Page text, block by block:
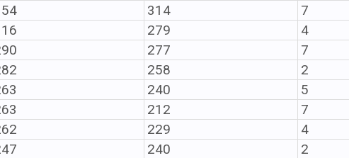
314
7
279
4
277
7
258
2
240
5
212
7
229
4
240 2